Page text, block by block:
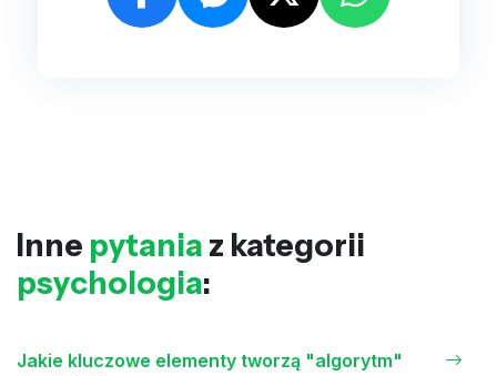
Inne pytania z kategorii
psychologia:
Jakie kluczowe elementy tworzą "algorytm"